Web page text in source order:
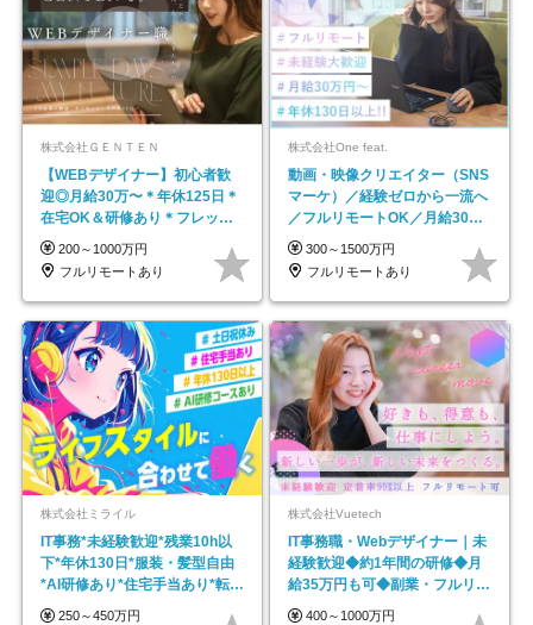
株式会社ＧＥＮＴＥＮ
【WEBデザイナー】初⼼者歓
迎◎⽉給30万〜＊年休125⽇＊
在宅OK＆研修あり＊フレック
ス
200～1000万円
フルリモートあり
株式会社One feat.
動画・映像クリエイター（SNS
マーケ）／経験ゼロから一流へ
／フルリモートOK／月給30万
円～／年休130日以上
300～1500万円
フルリモートあり
株式会社ミライル
IT事務*未経験歓迎*残業10h以
下*年休130日*服装・髪型自由
*AI研修あり*住宅手当あり*転勤
なし
250～450万円
株式会社Vuetech
IT事務職・Webデザイナー｜未
経験歓迎◆約1年間の研修◆月
給35万円も可◆副業・フルリモ
ート可◆年休126日
400～1000万円